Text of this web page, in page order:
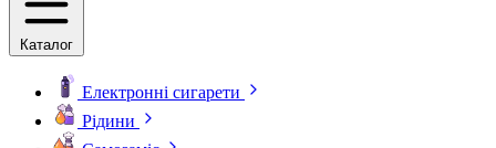
Каталог
Електронні сигарети
Рідини